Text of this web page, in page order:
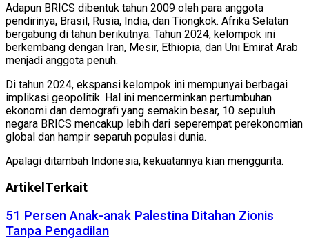
Adapun BRICS dibentuk tahun 2009 oleh para anggota
pendirinya, Brasil, Rusia, India, dan Tiongkok. Afrika Selatan
bergabung di tahun berikutnya. Tahun 2024, kelompok ini
berkembang dengan Iran, Mesir, Ethiopia, dan Uni Emirat Arab
menjadi anggota penuh.
Di tahun 2024, ekspansi kelompok ini mempunyai berbagai
implikasi geopolitik. Hal ini mencerminkan pertumbuhan
ekonomi dan demografi yang semakin besar, 10 sepuluh
negara BRICS mencakup lebih dari seperempat perekonomian
global dan hampir separuh populasi dunia.
Apalagi ditambah Indonesia, kekuatannya kian menggurita.
Artikel Terkait
51 Persen Anak-anak Palestina Ditahan Zionis
Tanpa Pengadilan